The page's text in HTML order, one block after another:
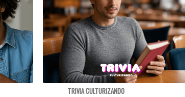
TRIVIA CULTURIZANDO